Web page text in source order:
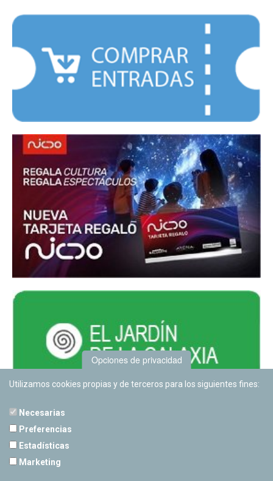
Opciones de privacidad
Utilizamos cookies propias y de terceros para los siguientes fines:
Necesarias
Preferencias
Estadísticas
Marketing